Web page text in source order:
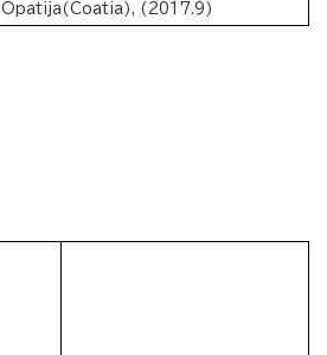
Opatija(Coatia), (2017.9)